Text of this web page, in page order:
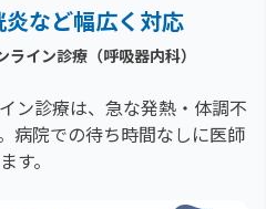
など幅広く対応
ライン診療（呼吸器内科）
ン診療は、急な発熱・体調不
病院での待ち時間なしに医師
す。